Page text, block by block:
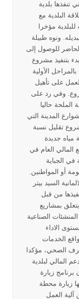
تنفذها بلدية
البلدية مع
مؤخرا
ونوه طبيلة
الحاضر للوصول إلى
بتنفيذ مشروع
الأولية
على تأهيل
وفي رد على
حاليا
المدينة التي
تقليل نسبة
مياه جديدة
المالي العام في
في الجباية
أو المواطنين.
السيد بيتر
من قبل
بمشاريع
الصناعية
الاداء
الخدمات
الصحي، مؤكدا
المالي لبلدية
زيارة
زيارة محطة
آلية العمل